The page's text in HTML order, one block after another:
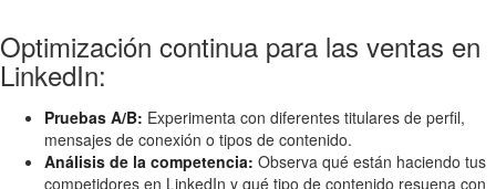
Optimización continua para las ventas en
LinkedIn:
Pruebas A/B: Experimenta con diferentes titulares de perfil,
mensajes de conexión o tipos de contenido.
Análisis de la competencia: Observa qué están haciendo tus
competidores en LinkedIn y qué tipo de contenido resuena con